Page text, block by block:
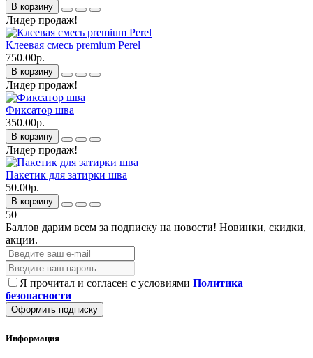
В корзину
Лидер продаж!
Клеевая смесь premium Perel
750.00р.
В корзину
Лидер продаж!
Фиксатор шва
350.00р.
В корзину
Лидер продаж!
Пакетик для затирки шва
50.00р.
В корзину
50
Баллов дарим всем за подписку на новости! Новинки, скидки,
акции.
Я прочитал и согласен с условиями Политика
безопасности
Оформить подписку
Информация